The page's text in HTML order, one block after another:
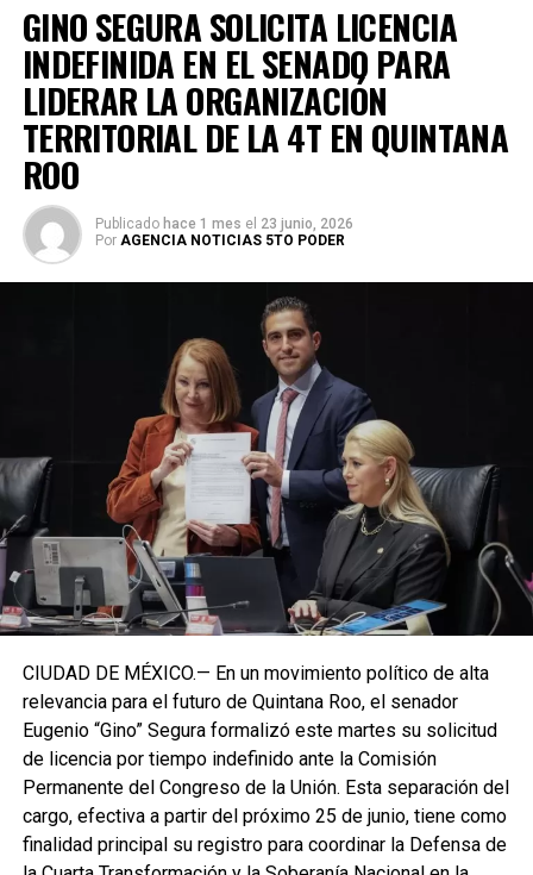
GINO SEGURA SOLICITA LICENCIA
INDEFINIDA EN EL SENADO PARA
LIDERAR LA ORGANIZACIÓN
TERRITORIAL DE LA 4T EN QUINTANA
ROO
Publicado hace 1 mes el 23 junio, 2026
Por AGENCIA NOTICIAS 5TO PODER
CIUDAD DE MÉXICO.— En un movimiento político de alta
relevancia para el futuro de Quintana Roo, el senador
Eugenio “Gino” Segura formalizó este martes su solicitud
de licencia por tiempo indefinido ante la Comisión
Permanente del Congreso de la Unión. Esta separación del
cargo, efectiva a partir del próximo 25 de junio, tiene como
finalidad principal su registro para coordinar la Defensa de